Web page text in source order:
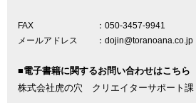
FAX
：050-3457-9941
メールアドレス
：dojin@toranoana.co.jp
■電子書籍に関するお問い合わせはこちら
株式会社虎の穴 クリエイターサポート